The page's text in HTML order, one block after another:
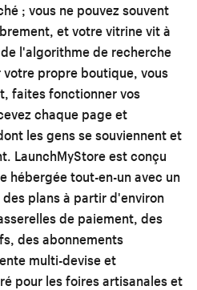
; vous ne pouvez souvent
et votre vitrine vit à
l'algorithme de recherche
propre boutique, vous
faites fonctionner vos
chaque page et
les gens se souviennent et
LaunchMyStore est conçu
hébergée tout-en-un avec un
plans à partir d'environ
de paiement, des
des abonnements
multi-devise et
pour les foires artisanales et